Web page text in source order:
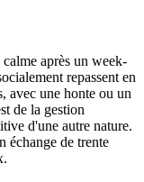
après un week-
repassent en
avec une honte ou un
de la gestion
d'une autre nature.
échange de trente